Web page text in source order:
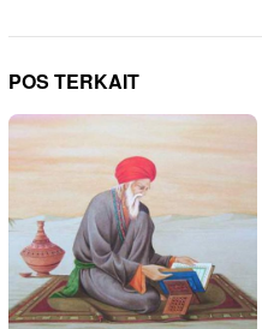
POS TERKAIT